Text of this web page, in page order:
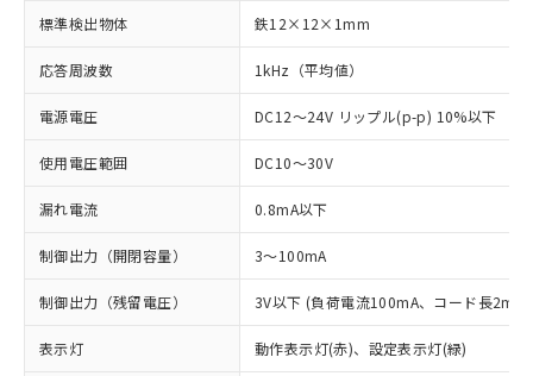
標準検出物体 鉄12×12×1mm
応答周波数 1kHz（平均値）
電源電圧 DC12～24V リップル(p-p) 10%以下
使用電圧範囲 DC10～30V
漏れ電流 0.8mA以下
制御出力（開閉容量） 3～100mA
制御出力（残留電圧） 3V以下 (負荷電流100mA、コード長2m時
表示灯 動作表示灯(赤)、設定表示灯(緑)